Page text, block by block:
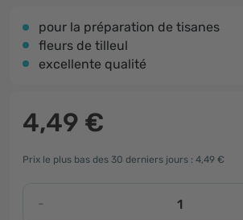
pour la préparation de tisanes
fleurs de tilleul
excellente qualité
4,49 €
Prix le plus bas des 30 derniers jours : 4,49 €
-